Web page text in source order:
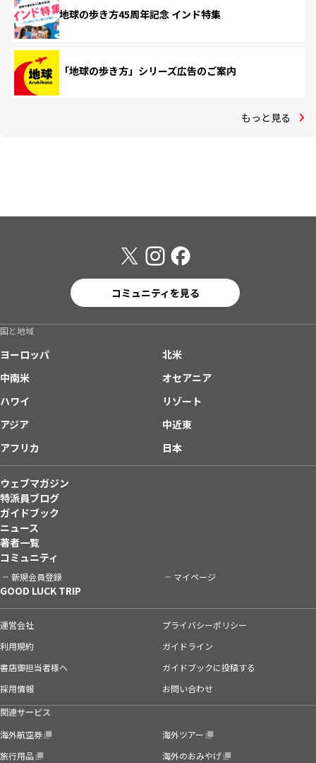
地球の歩き方45周年記念 インド特集
「地球の歩き方」シリーズ広告のご案内
もっと見る
コミュニティを見る
国と地域
ヨーロッパ
北米
中南米
オセアニア
ハワイ
リゾート
アジア
中近東
アフリカ
日本
ウェブマガジン
特派員ブログ
ガイドブック
ニュース
著者一覧
コミュニティ
新規会員登録 マイページ
GOOD LUCK TRIP
運営会社
プライバシーポリシー
利用規約
ガイドライン
書店御担当者様へ
ガイドブックに投稿する
採用情報
お問い合わせ
関連サービス
海外航空券
海外ツアー
旅行用品
海外のおみやげ